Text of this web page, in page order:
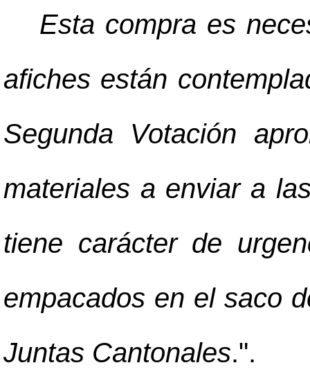
Esta compra es
afiches están
Segunda Votación
materiales a enviar a
tiene carácter de
empacados en el saco
Juntas Cantonales.".